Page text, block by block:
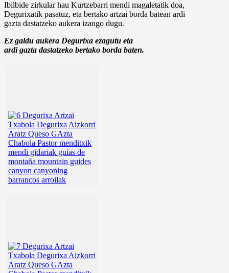
Ibilbide zirkular hau Kurtzebarri mendi magaletatik doa,
Degurixatik pasatuz, eta bertako artzai borda batean ardi
gazta dastatzeko aukera izango dugu.
Ez galdu aukera Degurixa ezagutu eta
ardi gazta dastatzeko bertako borda baten.